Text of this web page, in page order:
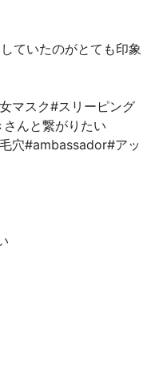
ていたのがとても印象
マスク#スリーピング
んと繋がりたい
穴#ambassador#アッ